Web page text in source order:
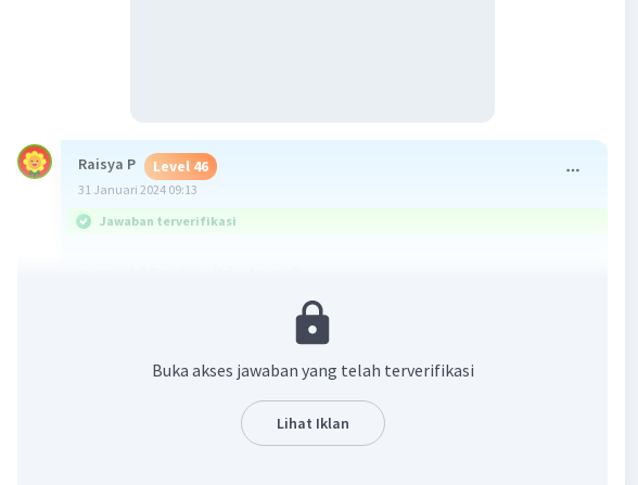
Raisya P Level 46
31 Januari 2024 09:13
Jawaban terverifikasi
Buka akses jawaban yang telah terverifikasi
Lihat Iklan